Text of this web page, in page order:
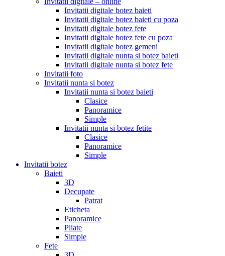
Invitatii digitale botez baieti
Invitatii digitale botez baieti cu poza
Invitatii digitale botez fete
Invitatii digitale botez fete cu poza
Invitatii digitale botez gemeni
Invitatii digitale nunta si botez baieti
Invitatii digitale nunta si botez fete
Invitatii foto
Invitatii nunta si botez
Invitatii nunta si botez baieti
Clasice
Panoramice
Simple
Invitatii nunta si botez fetite
Clasice
Panoramice
Simple
Invitatii botez
Baieti
3D
Decupate
Patrat
Eticheta
Panoramice
Pliate
Simple
Fete